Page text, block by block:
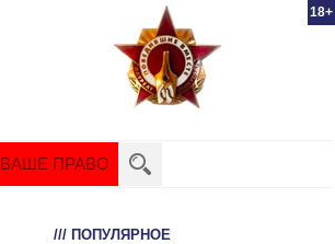
18+
ВАШЕ ПРАВО
/// ПОПУЛЯРНОЕ